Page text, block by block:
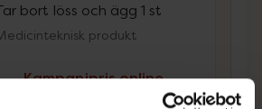
bort löss och ägg 1 st
produkt
Kampanjpris online